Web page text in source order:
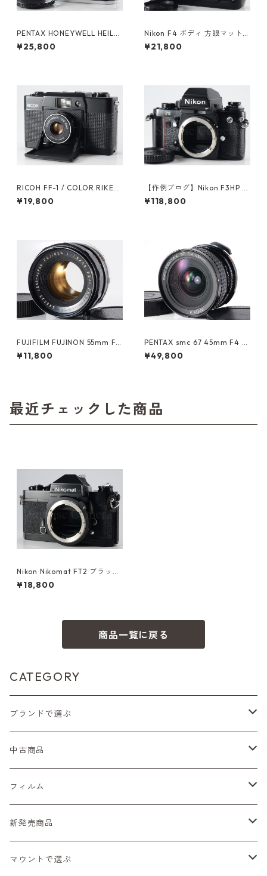
PENTAX HONEYWELL HEILA
ND H2 ペンタックス (61376)
¥25,800
Nikon F4 ボディ 方眼マット
スクリーン（E） / マットスク
リーン（B）付 ニコン（6124
¥21,800
RICOH FF-1 / COLOR RIKEN
ON 35mm F2.8 リコー（6149
3）
¥19,800
【作例ブログ】Nikon F3HP ボ
ディ 後期191万番台 ニコン（6
1308）
¥118,800
FUJIFILM FUJINON 55mm F1.
¥11,800
PENTAX smc 67 45mm F4 ペ
ンタックス (61366)
¥49,800
最近チェックした商品
Nikon Nikomat FT2 ブラック
ボディ 整備済 ニコマート ニコ
ン (60440)
¥18,800
商品一覧に戻る
CATEGORY
ブランドで選ぶ
Nikon（ニコン）
Sシリーズ
Fシリーズ（一桁＋F100）
Canon（キヤノン）
レンジファインダー（7、P）
PENTAX（ペンタックス）
SL、SP
CONTAX（コンタックス）
中古商品
フィルムカメラ
一眼レフカメラ（マニュアルフォーカス）
一眼レフカメラ（オートフォーカス）
デジタルカメラ
一眼カメラ
マニュアルレンズ
フィルム
レンズ付きフィルム
35mm（135）カラーネガ
新発売商品
フィルムカメラ
マウントで選ぶ